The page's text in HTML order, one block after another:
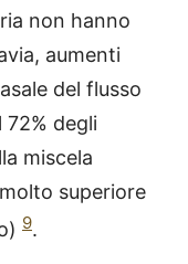
non hanno
aumenti
del flusso
degli
miscela
superiore
9.